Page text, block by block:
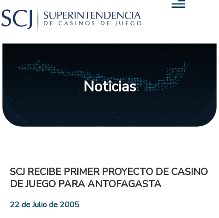
Noticias
SCJ RECIBE PRIMER PROYECTO DE CASINO
DE JUEGO PARA ANTOFAGASTA
22 de Julio de 2005